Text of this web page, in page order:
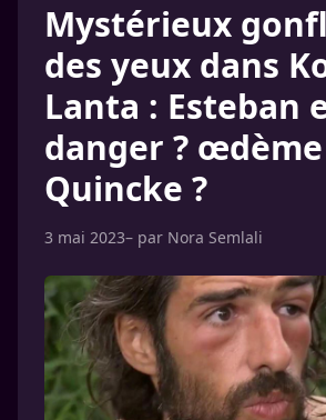
Mystérieux
des yeux dans
Lanta : Esteban
danger ?
Quincke ?
3 mai 2023– par Nora Semlali